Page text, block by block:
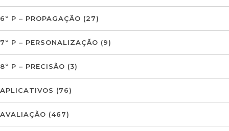
6º P – PROPAGAÇÃO (27)
7º P – PERSONALIZAÇÃO (9)
8º P – PRECISÃO (3)
APLICATIVOS (76)
AVALIAÇÃO (467)